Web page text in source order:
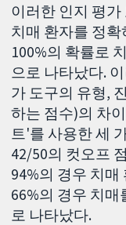
이러한 인지 평가
치매 환자를 정
100%의 확률로
으로 나타났다.
가 도구의 유형,
하는 점수)의 차
트'를 사용한 세
42/50의 컷오프
94%의 경우 치
66%의 경우 치매
로 나타났다.